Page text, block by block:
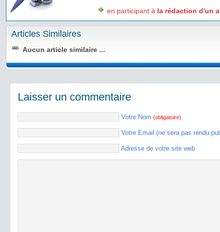
en participant à la rédaction d'un
Articles Similaires
Aucun article similaire ...
Laisser un commentaire
Votre Nom (obligatoire)
Votre Email (ne sera pas rendu
Adresse de votre site web